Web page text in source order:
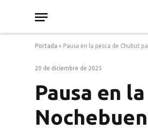
Portada » Pausa en la pesca de Chubut
20 de diciembre de 2025
Pausa en